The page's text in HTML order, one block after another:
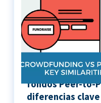
Crowdfunding
fondos Peer-to-
diferencias clave